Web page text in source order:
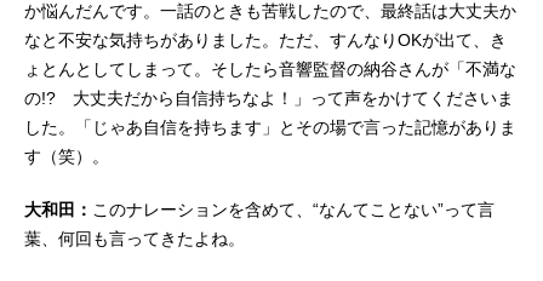
か悩んだんです。一話のときも苦戦したので、最終話は大丈夫か
なと不安な気持ちがありました。ただ、すんなりOKが出て、き
ょとんとしてしまって。そしたら音響監督の納谷さんが「不満な
の!? 大丈夫だから自信持ちなよ！」って声をかけてくださいま
した。「じゃあ自信を持ちます」とその場で言った記憶がありま
す（笑）。
大和田： このナレーションを含めて、“なんてことない”って言
葉、何回も言ってきたよね。